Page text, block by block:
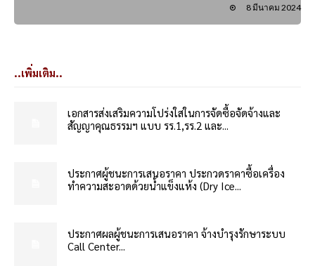
8 มีนาคม 2024
..เพิ่มเติม..
เอกสารส่งเสริมความโปร่งใสในการจัดซื้อจัดจ้างและ
สัญญาคุณธรรมฯ แบบ รร.1,รร.2 และ...
ประกาศผู้ชนะการเสนอราคา ประกวดราคาซื้อเครื่อง
ทำความสะอาดด้วยน้ำแข็งแห้ง (Dry Ice...
ประกาศผลผู้ชนะการเสนอราคา จ้างบำรุงรักษาระบบ
Call Center...